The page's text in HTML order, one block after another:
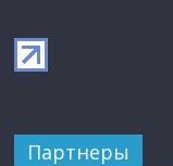
Партнеры